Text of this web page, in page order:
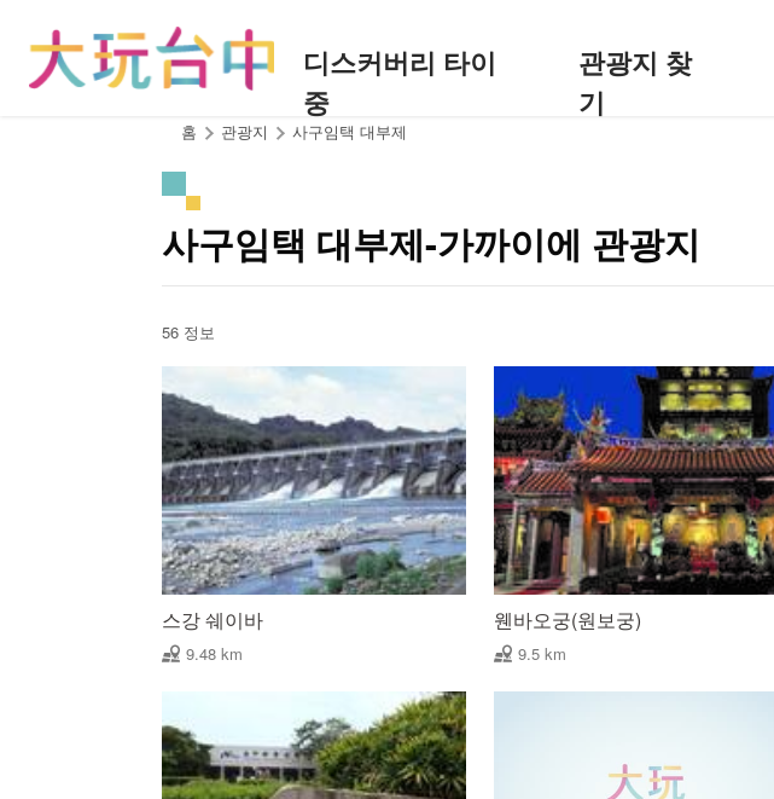
디스커버리 타이
중
관광지 찾
기
홈 관광지 사구임택 대부제
사구임택 대부제-가까이에 관광지
56 정보
스강 쉐이바
9.48 km
웬바오궁(원보궁)
9.5 km